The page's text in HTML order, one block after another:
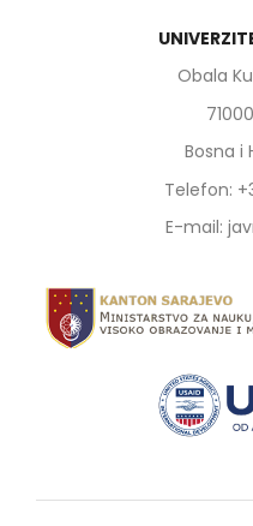
Obala
Bosna i
Telefon:
E-mail: